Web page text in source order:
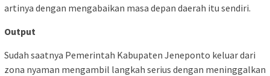
artinya dengan mengabaikan masa depan daerah itu sendiri.
Output
Sudah saatnya Pemerintah Kabupaten Jeneponto keluar dari
zona nyaman mengambil langkah serius dengan meninggalkan